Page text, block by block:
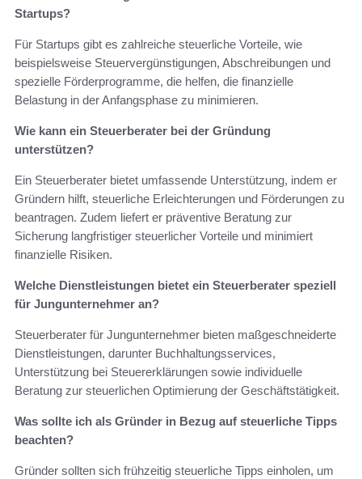
Startups?
Für Startups gibt es zahlreiche steuerliche Vorteile, wie
beispielsweise Steuervergünstigungen, Abschreibungen und
spezielle Förderprogramme, die helfen, die finanzielle
Belastung in der Anfangsphase zu minimieren.
Wie kann ein Steuerberater bei der Gründung
unterstützen?
Ein Steuerberater bietet umfassende Unterstützung, indem er
Gründern hilft, steuerliche Erleichterungen und Förderungen zu
beantragen. Zudem liefert er präventive Beratung zur
Sicherung langfristiger steuerlicher Vorteile und minimiert
finanzielle Risiken.
Welche Dienstleistungen bietet ein Steuerberater speziell
für Jungunternehmer an?
Steuerberater für Jungunternehmer bieten maßgeschneiderte
Dienstleistungen, darunter Buchhaltungsservices,
Unterstützung bei Steuererklärungen sowie individuelle
Beratung zur steuerlichen Optimierung der Geschäftstätigkeit.
Was sollte ich als Gründer in Bezug auf steuerliche Tipps
beachten?
Gründer sollten sich frühzeitig steuerliche Tipps einholen, um